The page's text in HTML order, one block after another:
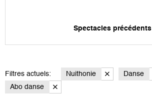
Spectacles précédents
Filtres actuels: Nuithonie
Danse
Abo danse